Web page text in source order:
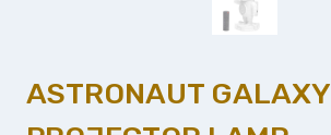
ASTRONAUT GALAXY